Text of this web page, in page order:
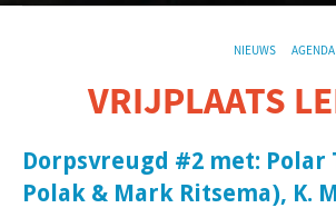
NIEUWS AGENDA
VRIJPLAATS
Dorpsvreugd #2 met: Polar
Polak & Mark Ritsema), K.